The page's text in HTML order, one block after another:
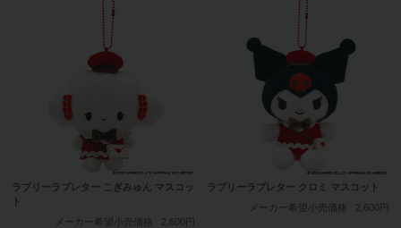
ラブリーラブレター こぎみゅん マスコッ
ト
メーカー希望小売価格
2,600円
ラブリーラブレター クロミ マスコット
メーカー希望小売価格
2,600円